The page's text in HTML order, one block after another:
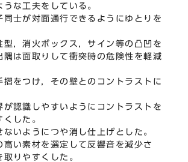
な工夫をしている。
士が対面通行できるようにゆとりを
，消火ボックス，サイン等の凸凹を
隅は面取りして衝突時の危険性を軽減
をつけ，その壁とのコントラストに
認識しやすいようにコントラストを
した。
いようにつや消し仕上げとした。
い素材を選定して反響音を減少さ
りやすくした。